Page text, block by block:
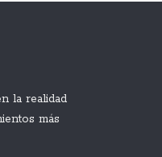
la realidad
más